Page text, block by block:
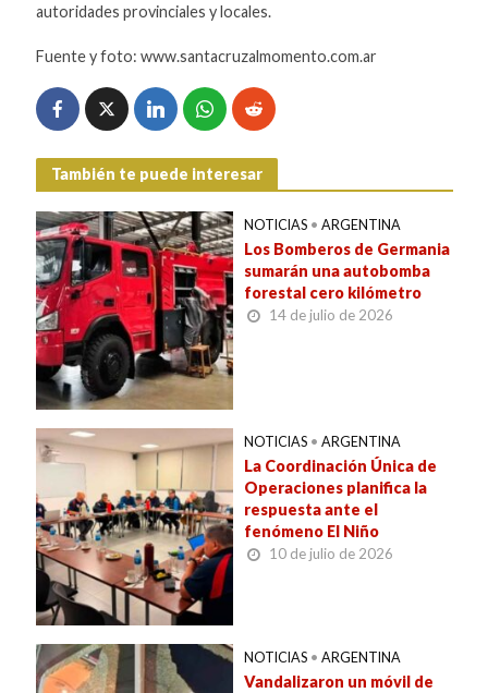
autoridades provinciales y locales.
Fuente y foto: www.santacruzalmomento.com.ar
También te puede interesar
NOTICIAS • ARGENTINA
Los Bomberos de Germania
sumarán una autobomba
forestal cero kilómetro
14 de julio de 2026
NOTICIAS • ARGENTINA
La Coordinación Única de
Operaciones planifica la
respuesta ante el
fenómeno El Niño
10 de julio de 2026
NOTICIAS • ARGENTINA
Vandalizaron un móvil de